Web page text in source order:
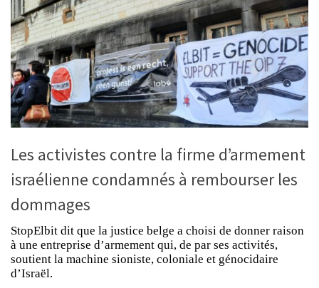
Les activistes contre la firme d’armement
israélienne condamnés à rembourser les
dommages
StopElbit dit que la justice belge a choisi de donner raison
à une entreprise d’armement qui, de par ses activités,
soutient la machine sioniste, coloniale et génocidaire
d’Israël.